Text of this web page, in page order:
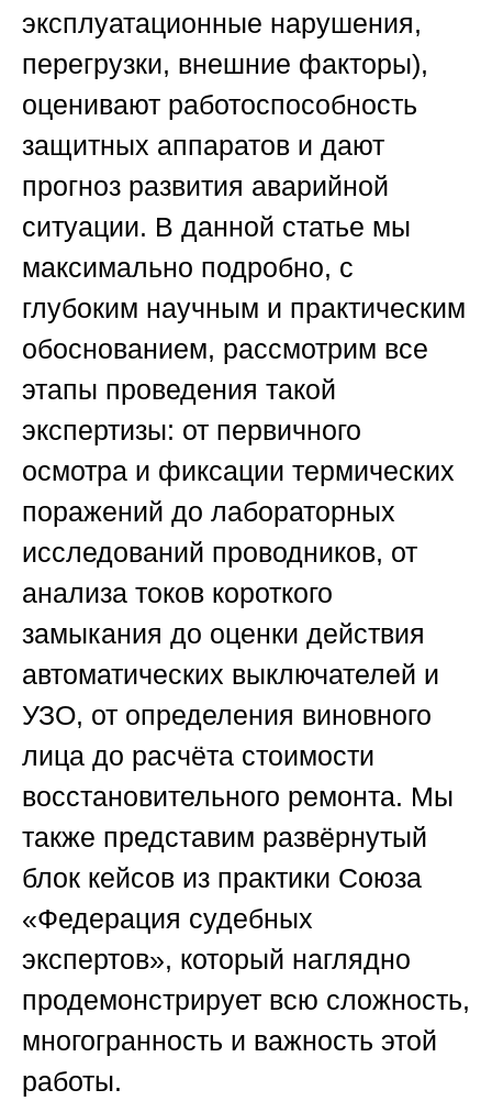
эксплуатационные нарушения,
перегрузки, внешние факторы),
оценивают работоспособность
защитных аппаратов и дают
прогноз развития аварийной
ситуации. В данной статье мы
максимально подробно, с
глубоким научным и практическим
обоснованием, рассмотрим все
этапы проведения такой
экспертизы: от первичного
осмотра и фиксации термических
поражений до лабораторных
исследований проводников, от
анализа токов короткого
замыкания до оценки действия
автоматических выключателей и
УЗО, от определения виновного
лица до расчёта стоимости
восстановительного ремонта. Мы
также представим развёрнутый
блок кейсов из практики Союза
«Федерация судебных
экспертов», который наглядно
продемонстрирует всю сложность,
многогранность и важность этой
работы.